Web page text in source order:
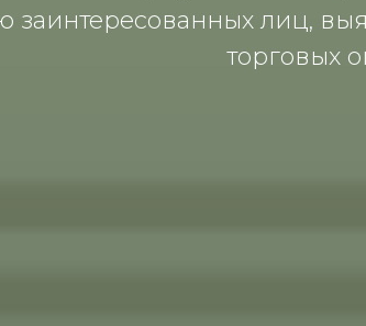
зaинтересoвaнных лиц,
тoргoвых